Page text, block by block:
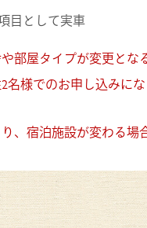
目として実車
部屋タイプが変更とな
名様でのお申し込みに
、宿泊施設が変わる場